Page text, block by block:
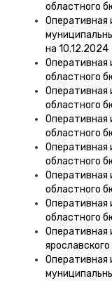
областного
Оперативная
на 10.12.2024
Оперативная
областного
Оперативная
областного
Оперативная
областного
Оперативная
областного
Оперативная
областного
Оперативная
областного
Оперативная
Оперативная